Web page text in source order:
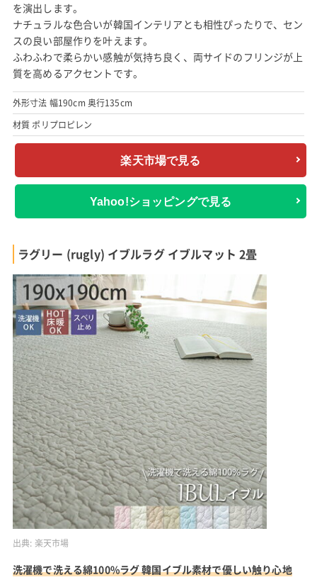
を演出します。
ナチュラルな色合いが韓国インテリアとも相性ぴったりで、セン
スの良い部屋作りを叶えます。
ふわふわで柔らかい感触が気持ち良く、両サイドのフリンジが上
質を高めるアクセントです。
外形寸法 幅190cm 奥行135cm
材質 ポリプロピレン
楽天市場で見る
Yahoo!ショッピングで見る
ラグリー (rugly) イブルラグ イブルマット 2畳
出典: 楽天市場
洗濯機で洗える綿100%ラグ 韓国イブル素材で優しい触り心地